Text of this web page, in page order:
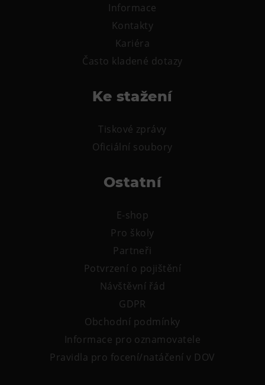
Informace
Kontakty
Kariéra
Často kladené dotazy
Ke stažení
Tiskové zprávy
Oficiální soubory
Ostatní
E-shop
Pro školy
Partneři
Potvrzení o pojištění
Návštěvní řád
GDPR
Obchodní podmínky
Informace pro oznamovatele
Pravidla pro focení/natáčení v DOV